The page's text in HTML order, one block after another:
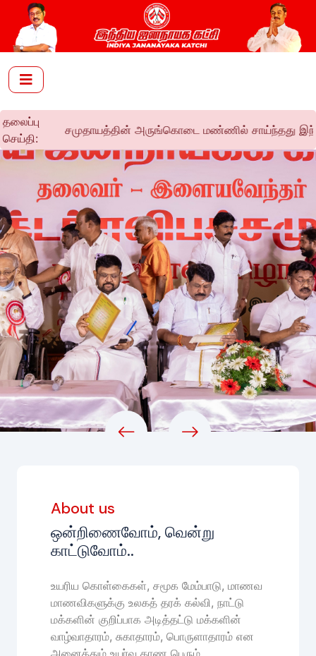
தலைப்பு
செய்தி:
சமுதாயத்தின் அருங்கொடை மண்ணில் சாய்ந்தது இந்திய ஜனநாயகக்
About us
ஒன்றிணைவோம், வென்று
காட்டுவோம்..
உயரிய கொள்கைகள், சமூக மேம்பாடு, மாணவ
மாணவிகளுக்கு உலகத் தரக் கல்வி, நாட்டு
மக்களின் குறிப்பாக அடித்தட்டு மக்களின்
வாழ்வாதாரம், சுகாதாரம், பொருளாதாரம் என